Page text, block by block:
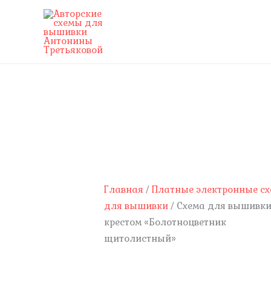
содержимому
Главная /Платные электронные
для вышивки / Схема для вышивки
крестом «Болотноцветник
щитолистный»
крестом
"Болотноцветник
щитолистный"